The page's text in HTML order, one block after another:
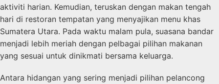
aktiviti harian. Kemudian, teruskan dengan makan tengah
hari di restoran tempatan yang menyajikan menu khas
Sumatera Utara. Pada waktu malam pula, suasana bandar
menjadi lebih meriah dengan pelbagai pilihan makanan
yang sesuai untuk dinikmati bersama keluarga.
Antara hidangan yang sering menjadi pilihan pelancong